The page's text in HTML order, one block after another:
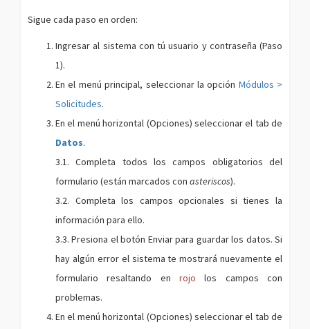
Sigue cada paso en orden:
Ingresar al sistema con tú usuario y contraseña (Paso
1).
En el menú principal, seleccionar la opción Módulos >
Solicitudes.
En el menú horizontal (Opciones) seleccionar el tab de
Datos.
3.1. Completa todos los campos obligatorios del
formulario (están marcados con asteriscos).
3.2. Completa los campos opcionales si tienes la
información para ello.
3.3. Presiona el botón Enviar para guardar los datos. Si
hay algún error el sistema te mostrará nuevamente el
formulario resaltando en rojo los campos con
problemas.
En el menú horizontal (Opciones) seleccionar el tab de